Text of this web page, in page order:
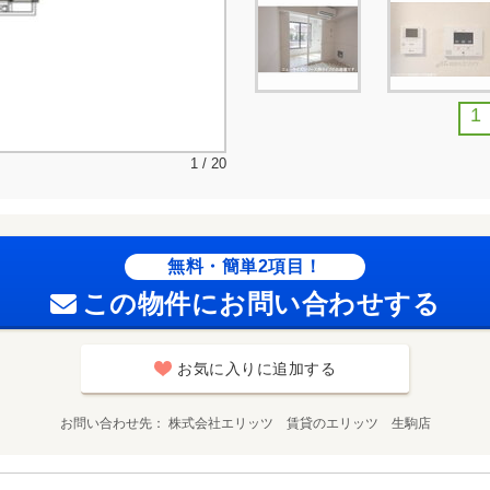
1 / 20
1
無料・簡単2項目！
この物件にお問い合わせする
お気に入りに追加する
お問い合わせ先 株式会社エリッツ 賃貸のエリッツ 生駒店